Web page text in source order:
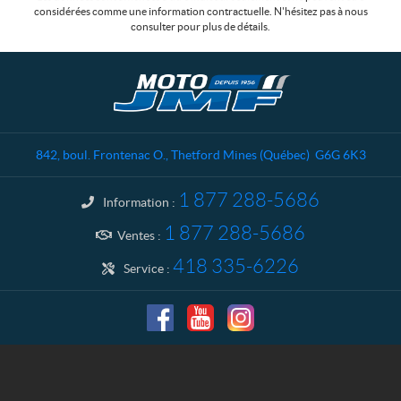
considérées comme une information contractuelle. N'hésitez pas à nous
consulter pour plus de détails.
t
c
o
M
842, boul. Frontenac O.,Thetford Mines(Québec) G6G 6K3
Information : 1 877 288-5686
Ventes : 1 877 288-5686
Service : 418 335-6226